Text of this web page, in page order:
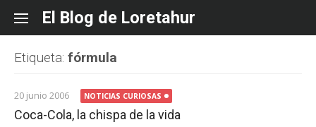
content
El Blog de Loretahur
Etiqueta: fórmula
20 junio 2006 NOTICIAS CURIOSAS
Coca-Cola, la chispa de la vida